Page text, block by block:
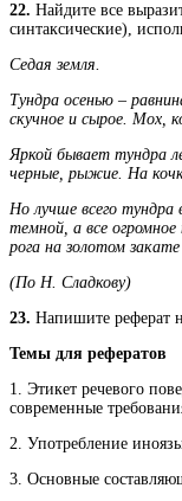
22. Найдите все
синтаксические),
Седая земля.
Тундра осенью –
скучное и сырое. Мох,
Яркой бывает тундра
черные, рыжие. На
Но лучше всего тундра
темной, а все
рога на золотом
(По Н. Сладкову)
23. Напишите реферат
Темы для рефератов
1. Этикет речевого
современные
2. Употребление
3. Основные